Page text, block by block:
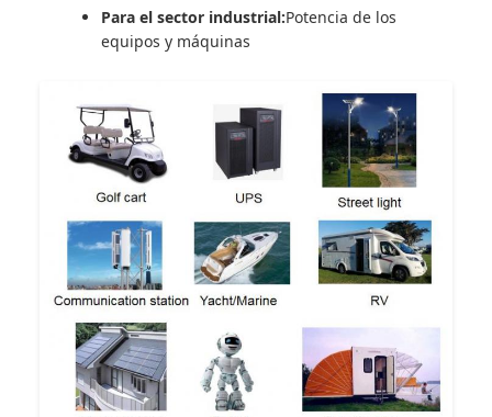
Para el sector industrial:Potencia de los
equipos y máquinas